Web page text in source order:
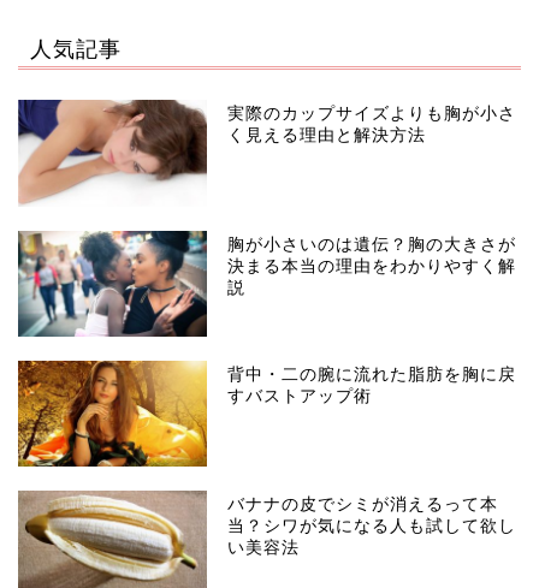
人気記事
実際のカップサイズよりも胸が小さ
く見える理由と解決方法
胸が小さいのは遺伝？胸の大きさが
決まる本当の理由をわかりやすく解
説
背中・二の腕に流れた脂肪を胸に戻
すバストアップ術
バナナの皮でシミが消えるって本
当？シワが気になる人も試して欲し
い美容法